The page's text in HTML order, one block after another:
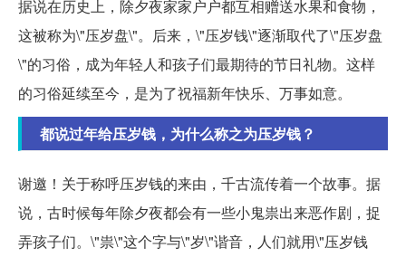
据说在历史上，除夕夜家家户户都互相赠送水果和食物，
这被称为\"压岁盘\"。后来，\"压岁钱\"逐渐取代了\"压岁盘
\"的习俗，成为年轻人和孩子们最期待的节日礼物。这样
的习俗延续至今，是为了祝福新年快乐、万事如意。
都说过年给压岁钱，为什么称之为压岁钱？
谢邀！关于称呼压岁钱的来由，千古流传着一个故事。据
说，古时候每年除夕夜都会有一些小鬼祟出来恶作剧，捉
弄孩子们。\"祟\"这个字与\"岁\"谐音，人们就用\"压岁钱